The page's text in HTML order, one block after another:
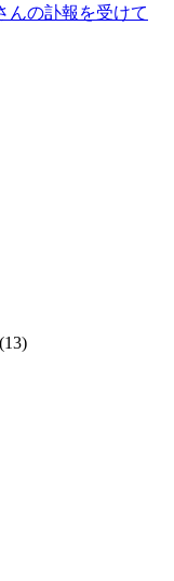
んの訃報を受けて
(13)